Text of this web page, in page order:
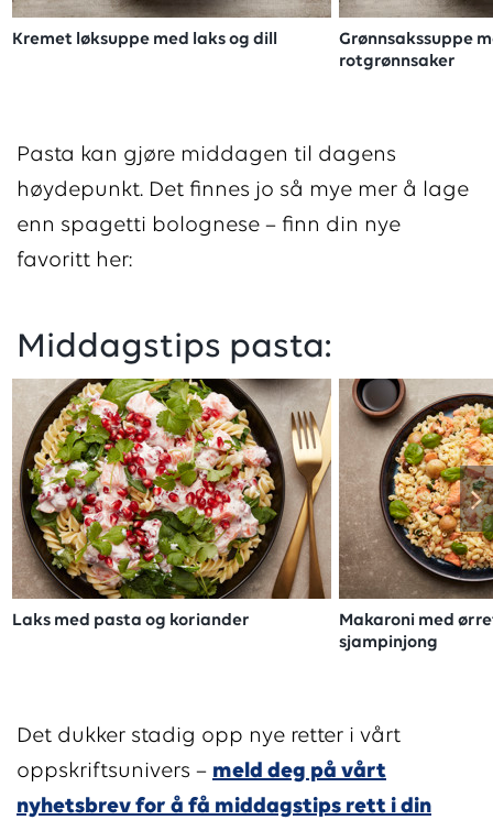
Kremet løksuppe med laks og dill
Grønnsakssuppe
rotgrønnsaker
Pasta kan gjøre middagen til dagens
høydepunkt. Det finnes jo så mye mer å lage
enn spagetti bolognese – finn din nye
favoritt her:
Middagstips pasta:
Laks med pasta og koriander
Makaroni med
sjampinjong
Det dukker stadig opp nye retter i vårt
oppskriftsunivers – meld deg på vårt
nyhetsbrev for å få middagstips rett i din